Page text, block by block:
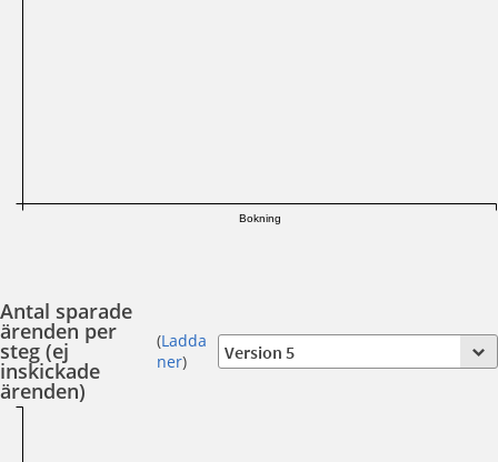
Bokning
Antal sparade
ärenden per
steg (ej
inskickade
ärenden)
(Ladda
ner)